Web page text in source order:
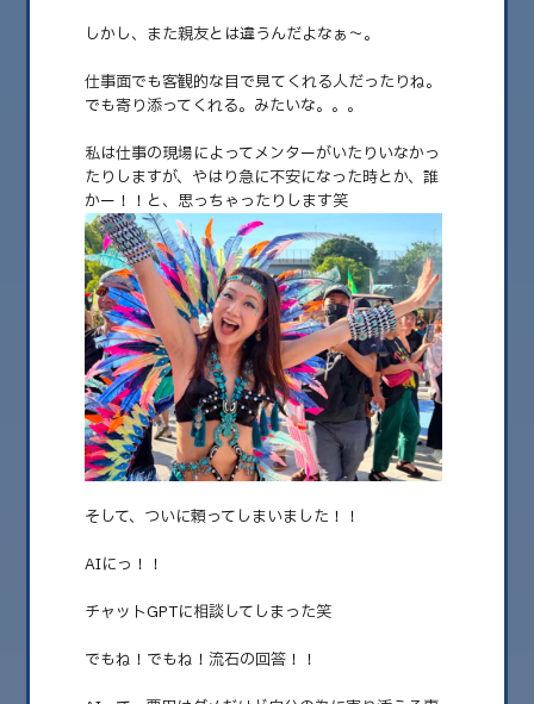
……
2026.08
2026.07
2026.06
2026.05
2026.04
2026.03
2026.02
2026.01
2025.12
2025.09
しかし、また親友とは違うんだよなぁ〜。
仕事面でも客観的な目で見てくれる人だったりね。
でも寄り添ってくれる。みたいな。。。
私は仕事の現場によってメンターがいたりいなかっ
たりしますが、やはり急に不安になった時とか、誰
かー！！と、思っちゃったりします笑
そして、ついに頼ってしまいました！！
AIにっ！！
チャットGPTに相談してしまった笑
でもね！でもね！流石の回答！！